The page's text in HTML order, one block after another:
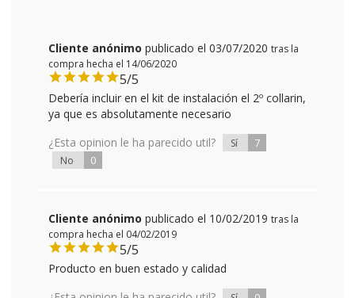
Cliente anónimopublicado el 03/07/2020 tras la
compra hecha el 14/06/2020
5/5
Debería incluir en el kit de instalación el 2º collarin,
ya que es absolutamente necesario
¿Esta opinion le ha parecido util?
Sí 7
No 0
Cliente anónimopublicado el 10/02/2019 tras la
compra hecha el 04/02/2019
5/5
Producto en buen estado y calidad